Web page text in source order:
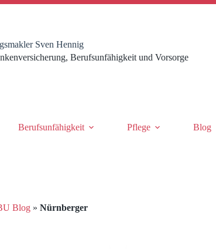
Sven Hennig
Berufsunfähigkeit und Vorsorge
Berufsunfähigkeit Pflege Blog
Blog » Nürnberger